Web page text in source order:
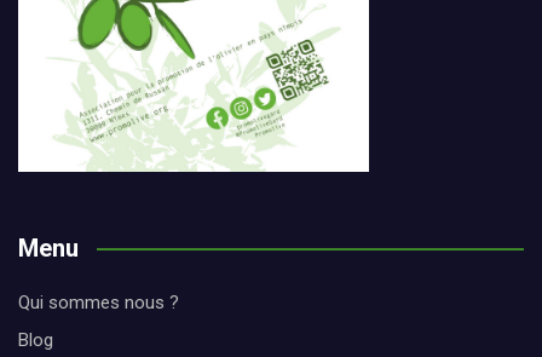
Menu
Qui sommes nous ?
Blog